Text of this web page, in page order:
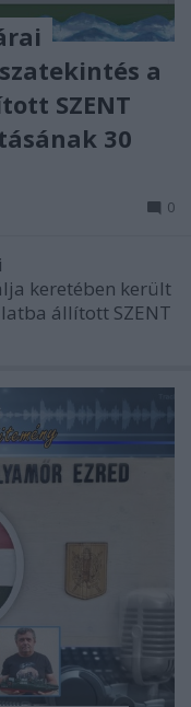
a
SZENT
30
0
keretében került
állított SZENT